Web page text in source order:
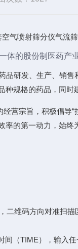
气喷射筛分仪气流
体的股份制医药产
品研发、生产、销
种规格的药品，同
经营宗旨，积极倡
率的第一动力，始
二维码方向对准扫
间（TIME），输入